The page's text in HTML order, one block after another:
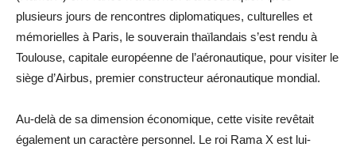
plusieurs jours de rencontres diplomatiques, culturelles et
mémorielles à Paris, le souverain thaïlandais s’est rendu à
Toulouse, capitale européenne de l’aéronautique, pour visiter le
siège d’Airbus, premier constructeur aéronautique mondial.
Au-delà de sa dimension économique, cette visite revêtait
également un caractère personnel. Le roi Rama X est lui-